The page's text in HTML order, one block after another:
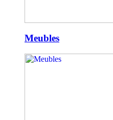
Meubles